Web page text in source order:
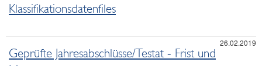
Klassifikationsdatenfiles
26.02.2019
Geprüfte Jahresabschlüsse/Testat - Frist und